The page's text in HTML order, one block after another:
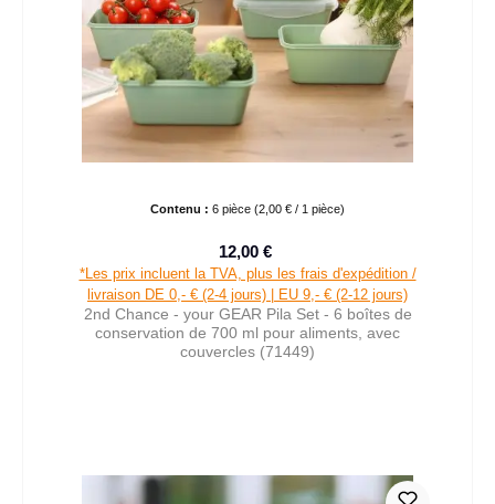
Contenu : 6 pièce (2,00 € / 1 pièce)
Prix de vente :
12,00 €
*Les prix incluent la TVA, plus les frais d'expédition /
livraison DE 0,- € (2-4 jours) | EU 9,- € (2-12 jours)
2nd Chance - your GEAR Pila Set - 6 boîtes de
conservation de 700 ml pour aliments, avec
couvercles (71449)